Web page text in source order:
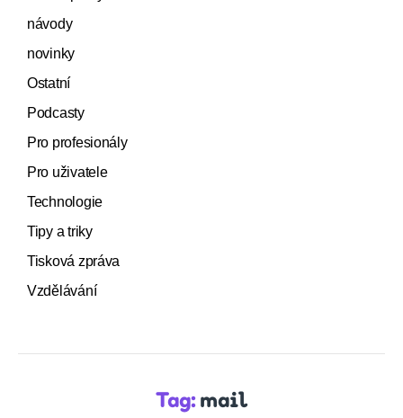
návody
novinky
Ostatní
Podcasty
Pro profesionály
Pro uživatele
Technologie
Tipy a triky
Tisková zpráva
Vzdělávání
Tag: mail